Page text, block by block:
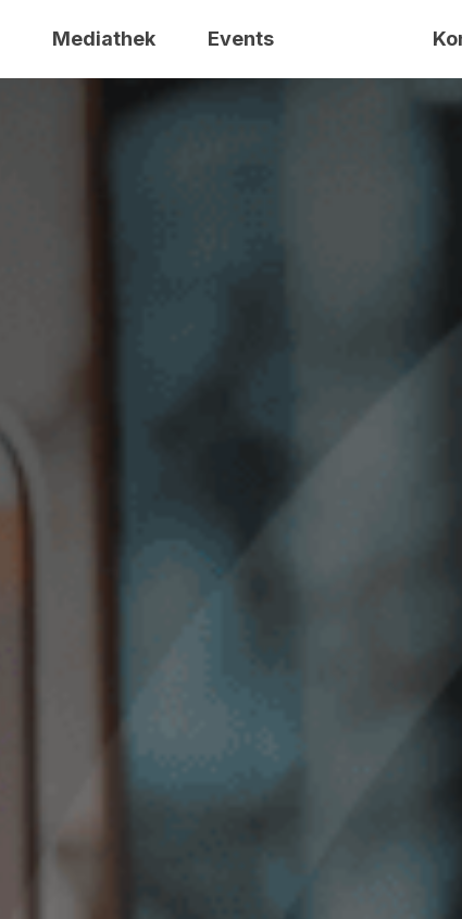
Mediathek Events